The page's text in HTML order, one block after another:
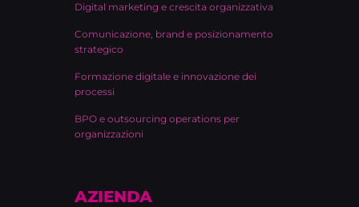
Digital marketing e crescita organizzativa
Comunicazione, brand e posizionamento
strategico
Formazione digitale e innovazione dei
processi
BPO e outsourcing operations per
organizzazioni
AZIENDA